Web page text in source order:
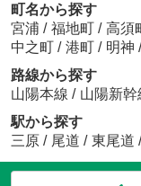
町名から探す
宮浦 / 福地町 / 高須
中之町 / 港町 / 明神 /
路線から探す
山陽本線 / 山陽新幹
駅から探す
三原 / 尾道 / 東尾道 /